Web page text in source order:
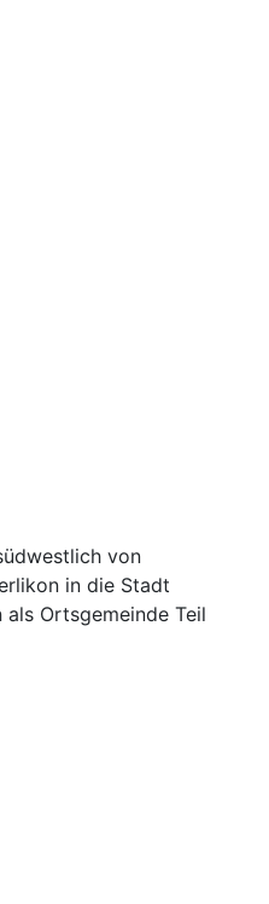
von
in die Stadt
Ortsgemeinde Teil